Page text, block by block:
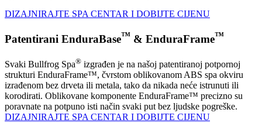
DIZAJNIRAJTE SPA CENTAR I DOBIJTE CIJENU
Patentirani EnduraBase™ & EnduraFrame™
Svaki Bullfrog Spa® izgrađen je na našoj patentiranoj potpornoj
strukturi EnduraFrame™, čvrstom oblikovanom ABS spa okviru
izrađenom bez drveta ili metala, tako da nikada neće istrunuti ili
korodirati. Oblikovane komponente EnduraFrame™ precizno su
poravnate na potpuno isti način svaki put bez ljudske pogreške.
DIZAJNIRAJTE SPA CENTAR I DOBIJTE CIJENU